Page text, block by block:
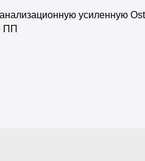
усиленную
ПП